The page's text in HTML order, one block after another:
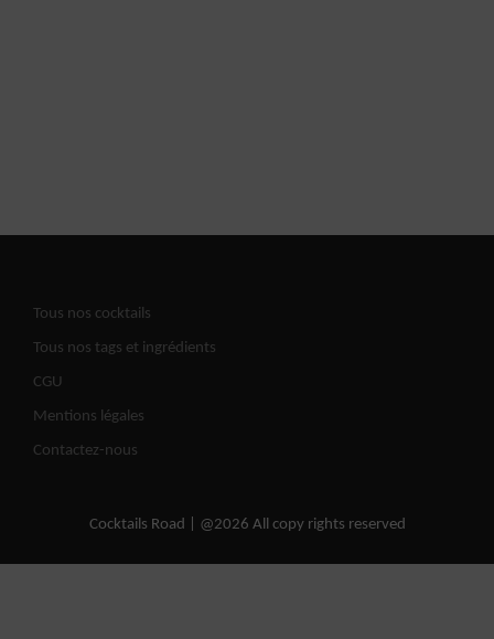
Tous nos cocktails
Tous nos tags et ingrédients
CGU
Mentions légales
Contactez-nous
Cocktails Road | @2026 All copy rights reserved